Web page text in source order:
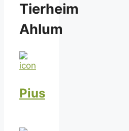
Tierheim
Ahlum
Pius